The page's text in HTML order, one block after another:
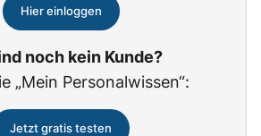
Hier einloggen
noch kein Kunde?
„Mein Personalwissen“:
Jetzt gratis testen